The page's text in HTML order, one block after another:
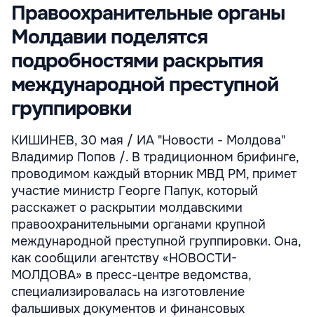
Правоохранительные органы
Молдавии поделятся
подробностями раскрытия
международной преступной
группировки
КИШИНЕВ, 30 мая / ИА "Новости - Молдова"
Владимир Попов /. В традиционном брифинге,
проводимом каждый вторник МВД РМ, примет
участие министр Георге Папук, который
расскажет о раскрытии молдавскими
правоохранительными органами крупной
международной преступной группировки. Она,
как сообщили агентству «НОВОСТИ-
МОЛДОВА» в пресс-центре ведомства,
специализировалась на изготовление
фальшивых документов и финансовых